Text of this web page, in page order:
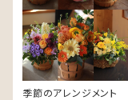
季節のアレンジメント